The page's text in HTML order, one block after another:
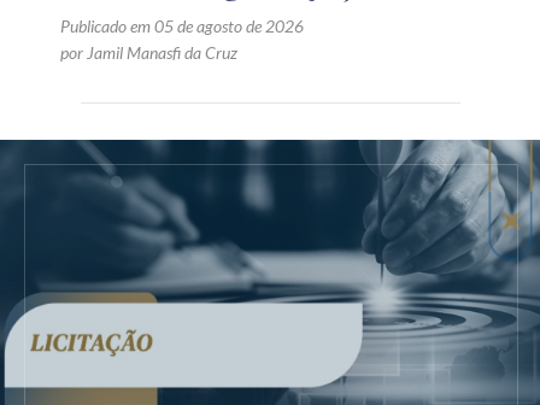
Publicado em 05 de agosto de 2026
por Jamil Manasfi da Cruz